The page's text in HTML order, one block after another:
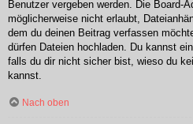
Benutzer vergeben werden. Die Board-
möglicherweise nicht erlaubt,
dem du deinen Beitrag verfassen
dürfen Dateien hochladen. Du kannst
falls du dir nicht sicher bist, wieso du
kannst.
Nach oben